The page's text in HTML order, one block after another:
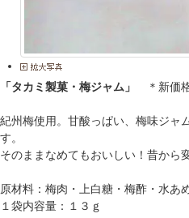
「タカミ製菓・梅ジャム」 ＊新価
紀州梅使用。甘酸っぱい、梅味ジャ
す。
そのままなめてもおいしい！昔から
原材料：梅肉・上白糖・梅酢・水あ
１袋内容量：１３ｇ